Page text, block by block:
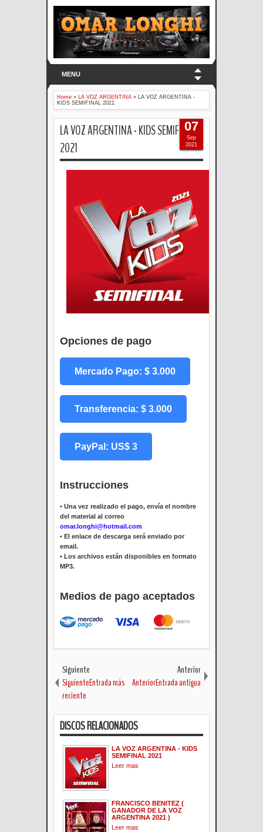
MENU
Home » LA VOZ ARGENTINA »
LA VOZ ARGENTINA -
KIDS SEMIFINAL 2021
LA VOZ ARGENTINA - KIDS SEMIFINAL
2021
Opciones de pago
Mercado Pago: $ 3.000
Transferencia: $ 3.000
PayPal: US$ 3
Instrucciones
• Una vez realizado el pago, envía el nombre
del material al correo
omar.longhi@hotmail.com
• El enlace de descarga será enviado por
email.
• Los archivos están disponibles en formato
MP3.
Medios de pago aceptados
07
Sep
2021
Siguiente
SiguienteEntrada más
reciente
Anterior
AnteriorEntrada antigua
DISCOS RELACIONADOS
LA VOZ ARGENTINA - KIDS
SEMIFINAL 2021
Leer mas
FRANCISCO BENITEZ (
GANADOR DE LA VOZ
ARGENTINA 2021 )
Leer mas